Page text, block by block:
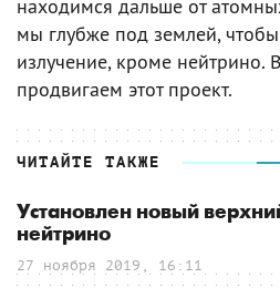
находимся дальше от
мы глубже под землей, чтобы
излучение, кроме
продвигаем этот проект.
ЧИТАЙТЕ ТАКЖЕ
Установлен новый
нейтрино
27 ноября 2019, 16:11